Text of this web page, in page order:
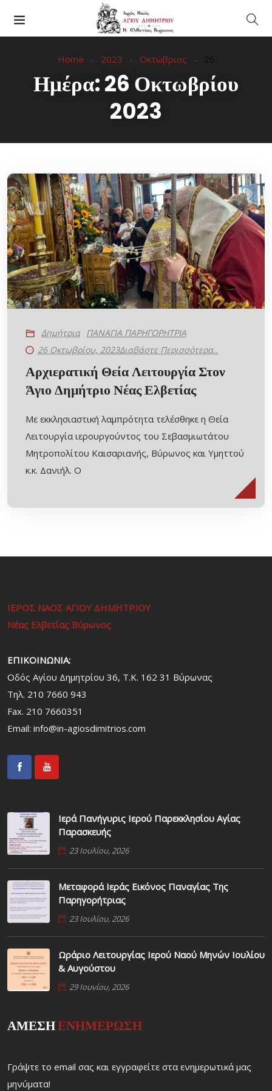
Home 2023 Οκτώβριος 26
Ημέρα:26 Οκτωβρίου
2023
Δημήτρια ΠΑΝΑΓΙΑ ΠΑΡΗΓΟΡΗΤΡΙΑ
26 Οκτωβρίου, 2023Διαβάστε Περισσότερα..
Αρχιερατική Θεία Λειτουργία Στον
Άγιο Δημήτριο Νέας Ελβετίας
Με εκκλησιαστική λαμπρότητα τελέσθηκε η Θεία
Λειτουργία ιερουργούντος του Σεβασμιωτάτου
Μητροπολίτου Καισαριανής, Βύρωνος και Υμηττού
κ.κ. Δανιήλ. Ο
ΙΕΡΟΣ ΝΑΟΣ ΑΓΙΟΥ ΔΗΜΗΤΡΙΟΥ
Νέας Ελβετίας Βύρωνος
ΕΠΙΚΟΙΝΩΝΙΑ:
Οδός Αγίου Δημητρίου 36, Τ.Κ. 162 31 Bύρωνας
Τηλ. 210 7660 943
Fax. 210 7660351
Email: info@in-agiosdimitrios.com
Ιερά Πανήγυρις Ιερού Παρεκκλησίου Αγίας
Παρασκευής
23 Ιουλίου, 2026
Μεταφορά Ιεράς Εικόνος Παναγίας Της
Παρηγορήτριας
23 Ιουλίου, 2026
Ωράριο Λειτουργίας Ιερού Ναού Μηνών Ιουλίου
& Αυγούστου
29 Ιουνίου, 2026
ΑΜΕΣΗΕΝΗΜΕΡΩΣΗ
Γράψτε το email σας και εγγραφείτε στα ενημερωτικά μας
μηνύματα!